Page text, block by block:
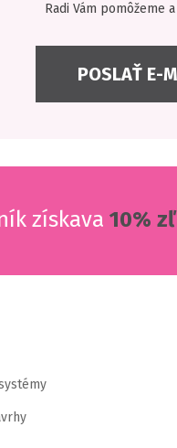
Radi Vám pomôžeme
POSLAŤ E-
získava 10%